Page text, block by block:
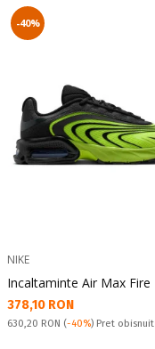
-40%
NIKE
Incaltaminte Air Max Fire
Текуща цена:
378,10 RON
Pret obisnuit:
630,20 RON (-40%) Pret obisnuit